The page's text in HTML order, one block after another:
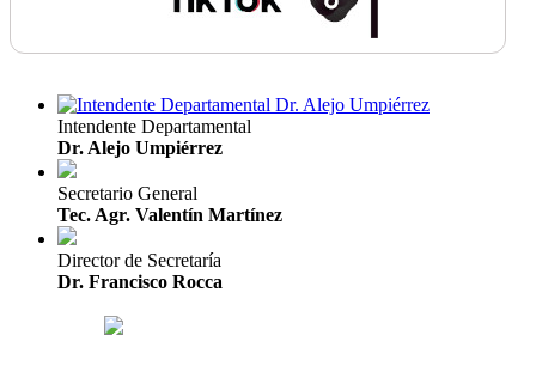
Intendente Departamental
Dr. Alejo Umpiérrez
Secretario General
Tec. Agr. Valentín Martínez
Director de Secretaría
Dr. Francisco Rocca